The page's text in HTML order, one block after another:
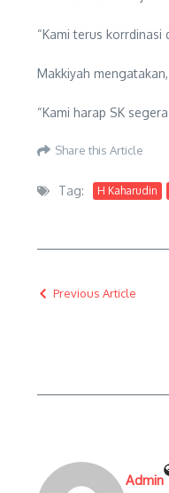
“Kami terus korrdinasi
Makkiyah
“Kami harap SK
Share this Article
Tag: H Kaharudin
Previous Article
Admin